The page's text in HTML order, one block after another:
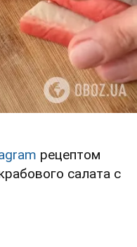
рецептом
салата с